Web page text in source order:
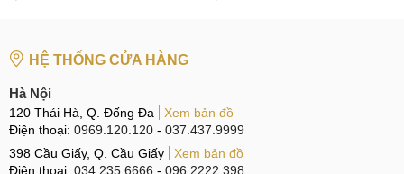
HỆ THỐNG CỬA HÀNG
Hà Nội
120 Thái Hà, Q. Đống Đa
Xem bản đồ
Điện thoại: 0969.120.120 - 037.437.9999
398 Cầu Giấy, Q. Cầu Giấy
Xem bản đồ
Điện thoại: 034.235.6666 - 096.2222.398